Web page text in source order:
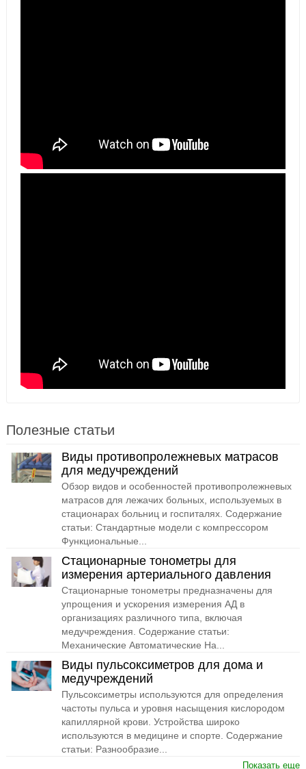
Полезные статьи
Виды противопролежневых матрасов
для медучреждений
Обзор видов и особенностей противопролежневых
матрасов для лежачих больных, используемых в
стационарах больниц и госпиталях. Содержание
статьи: Стандартные модели с компрессором
Функциональные...
Стационарные тонометры для
измерения артериального давления
Стационарные тонометры предназначены для
упрощения и ускорения измерения АД в
организациях различного типа, включая
медучреждения. Содержание статьи:
Механические Автоматические На...
Виды пульсоксиметров для дома и
медучреждений
Пульсоксиметры используются для определения
частоты пульса и уровня насыщения кислородом
капиллярной крови. Устройства широко
используются в медицине и спорте. Содержание
статьи: Разнообразие...
Показать еще